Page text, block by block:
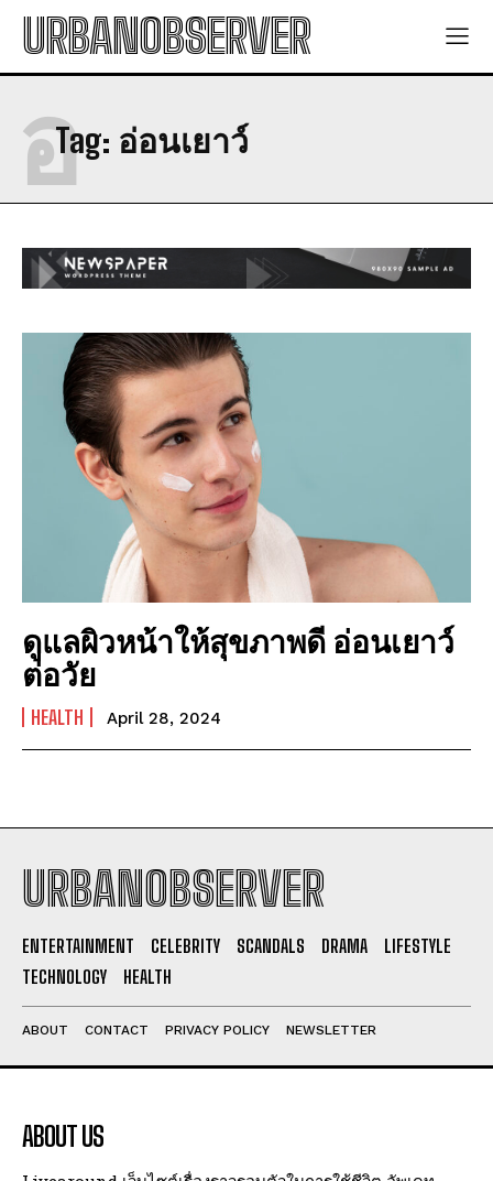
I've read and accept the
URBANOBSERVER
Tag: อ่อนเยาว์
อ
ดูแลผิวหน้าให้สุขภาพดี อ่อนเยาว์
ต่อวัย
HEALTH April 28, 2024
URBANOBSERVER
ENTERTAINMENT CELEBRITY SCANDALS DRAMA
LIFESTYLE
TECHNOLOGY
HEALTH
ABOUT CONTACT PRIVACY POLICY NEWSLETTER
ABOUT US